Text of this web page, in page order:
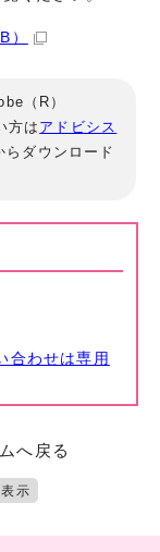
）
（R）
方は アドビシス
らダウンロード
合わせは専用
へ戻る
示